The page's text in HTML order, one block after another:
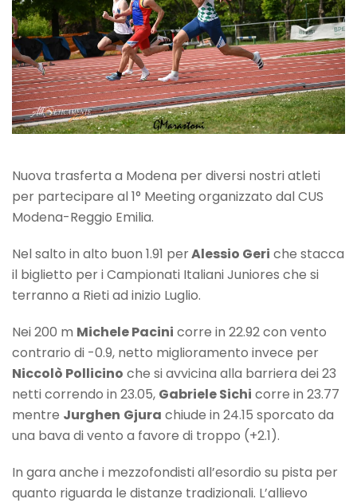
Nuova trasferta a Modena per diversi nostri atleti
per partecipare al 1° Meeting organizzato dal CUS
Modena-Reggio Emilia.
Nel salto in alto buon 1.91 perAlessio Geri che stacca
il biglietto per i Campionati Italiani Juniores che si
terranno a Rieti ad inizio Luglio.
Nei 200 m Michele Pacini corre in 22.92 con vento
contrario di -0.9, netto miglioramento invece per
Niccolò Pollicino che si avvicina alla barriera dei 23
netti correndo in 23.05, Gabriele Sichi corre in 23.77
mentre Jurghen Gjura chiude in 24.15 sporcato da
una bava di vento a favore di troppo (+2.1).
In gara anche i mezzofondisti all’esordio su pista per
quanto riguarda le distanze tradizionali. L’allievo